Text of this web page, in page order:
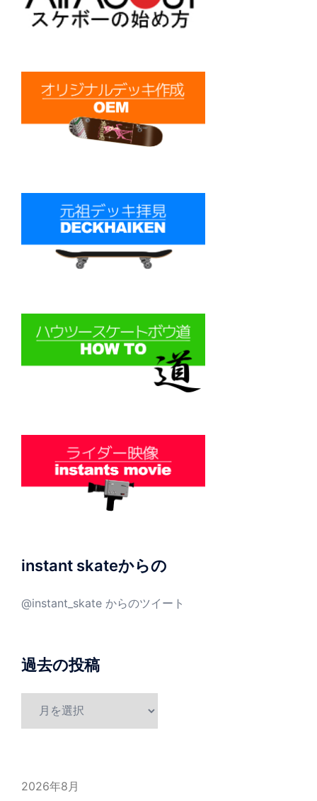
instant skateからの
@instant_skate からのツイート
過去の投稿
2026年8月